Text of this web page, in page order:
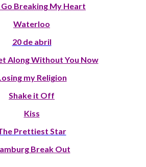
Go Breaking My Heart
Waterloo
20 de abril
Along Without You Now
my Religion
Shake it Off
Kiss
Prettiest Star
Break Out